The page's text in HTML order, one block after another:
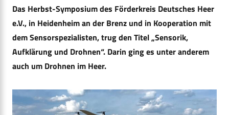
Das Herbst-Symposium des Förderkreis Deutsches Heer
e.V., in Heidenheim an der Brenz und in Kooperation mit
dem Sensorspezialisten, trug den Titel „Sensorik,
Aufklärung und Drohnen“. Darin ging es unter anderem
auch um Drohnen im Heer.